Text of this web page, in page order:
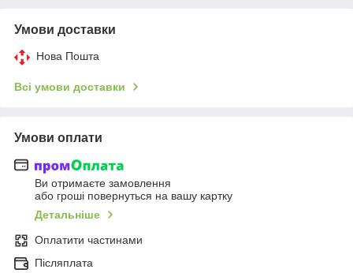
Умови доставки
Нова Пошта
Всі умови доставки
Умови оплати
Ви отримаєте замовлення
або гроші повернуться на вашу картку
Детальніше
Оплатити частинами
Післяплата